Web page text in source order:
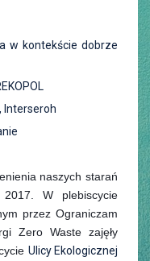
w kontekście dobrze
Interseroh
naszych starań
2017. W plebiscycie
przez Ograniczam
Zero Waste zajęły
Ulicy Ekologicznej